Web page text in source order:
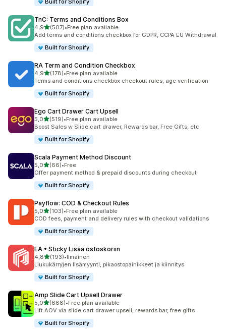
Built for Shopify
TnC: Terms and Conditions Box
4,9/ 5 tähteä
(507)
507 arvostelua yhteensä
•Free plan available
Add terms and conditions checkbox for GDPR, CCPA EU Withdrawal
Built for Shopify
RA Term and Condition Checkbox
4,9/ 5 tähteä
(178)
178 arvostelua yhteensä
•Free plan available
Terms and conditions checkbox checkout rules, age verification
Built for Shopify
Ego Cart Drawer Cart Upsell
5,0/ 5 tähteä
(519)
519 arvostelua yhteensä
•Free plan available
Boost Sales w Slide cart drawer, Rewards bar, Free Gifts, etc
Built for Shopify
Scala Payment Method Discount
5,0/ 5 tähteä
(66)
66 arvostelua yhteensä
•Free
Offer payment method & prepaid discounts during checkout
Built for Shopify
Payflow: COD & Checkout Rules
5,0/ 5 tähteä
(103)
103 arvostelua yhteensä
•Free plan available
COD fees, payment and delivery rules with checkout validations
Built for Shopify
EA • Sticky Lisää ostoskoriin
4,8/ 5 tähteä
(193)
193 arvostelua yhteensä
•Ilmainen
Liukukärryjen lisämyynti, pikaostopainikkeet ja kiinnitys
Built for Shopify
Amp Slide Cart Upsell Drawer
5,0/ 5 tähteä
(688)
688 arvostelua yhteensä
•Free plan available
Lift AOV via slide cart drawer upsell, rewards bar, free gifts
Built for Shopify